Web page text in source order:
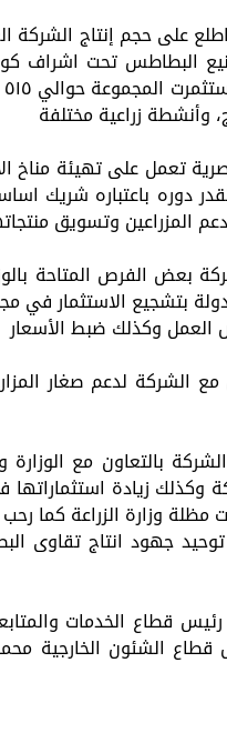
اطلع على حجم إنتاج
وأنشطة زراعية مختلفة
تعمل على تهيئة مناخ
دوره باعتباره شريك
المزراعين وتسويق
بعض الفرص المتاحة
بتشجيع الاستثمار في
العمل وكذلك ضبط الأسعار
مع الشركة لدعم صغار
بالتعاون مع الوزارة
وكذلك زيادة
وزارة الزراعة كما
جهود انتاج تقاوى
قطاع الخدمات
الشئون الخارجية